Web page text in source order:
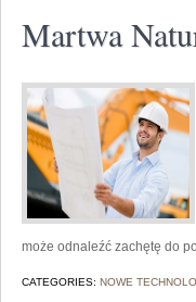
Martwa
może odnaleźć zachętę do
CATEGORIES: NOWE